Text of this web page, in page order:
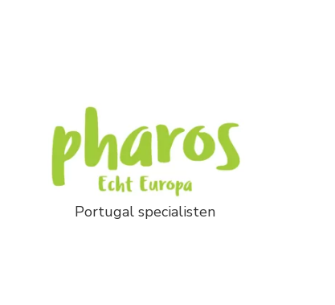
Portugal specialisten